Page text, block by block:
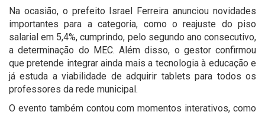
Na ocasião, o prefeito Israel Ferreira anunciou novidades
importantes para a categoria, como o reajuste do piso
salarial em 5,4%, cumprindo, pelo segundo ano consecutivo,
a determinação do MEC. Além disso, o gestor confirmou
que pretende integrar ainda mais a tecnologia à educação e
já estuda a viabilidade de adquirir tablets para todos os
professores da rede municipal.
O evento também contou com momentos interativos, como